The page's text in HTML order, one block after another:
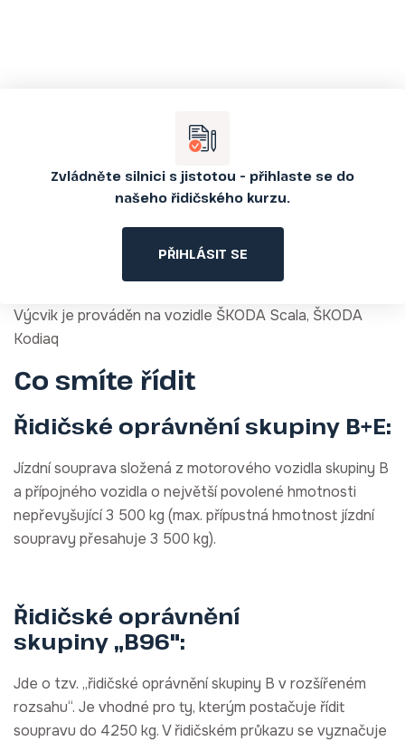
Výcvik je prováděn na vozidle ŠKODA Scala, ŠKODA
Kodiaq
Co smíte řídit
Řidičské oprávnění skupiny B+E:
Jízdní souprava složená z motorového vozidla skupiny B
a přípojného vozidla o největší povolené hmotnosti
nepřevyšující 3 500 kg (max. přípustná hmotnost jízdní
soupravy přesahuje 3 500 kg).
Řidičské oprávnění
skupiny „B96":
Jde o tzv. „řidičské oprávnění skupiny B v rozšířeném
rozsahu“. Je vhodné pro ty, kterým postačuje řídit
soupravu do 4250 kg. V řidičském průkazu se vyznačuje
Zvládněte silnici s jistotou – přihlaste se do
našeho řidičského kurzu.
PŘIHLÁSIT SE